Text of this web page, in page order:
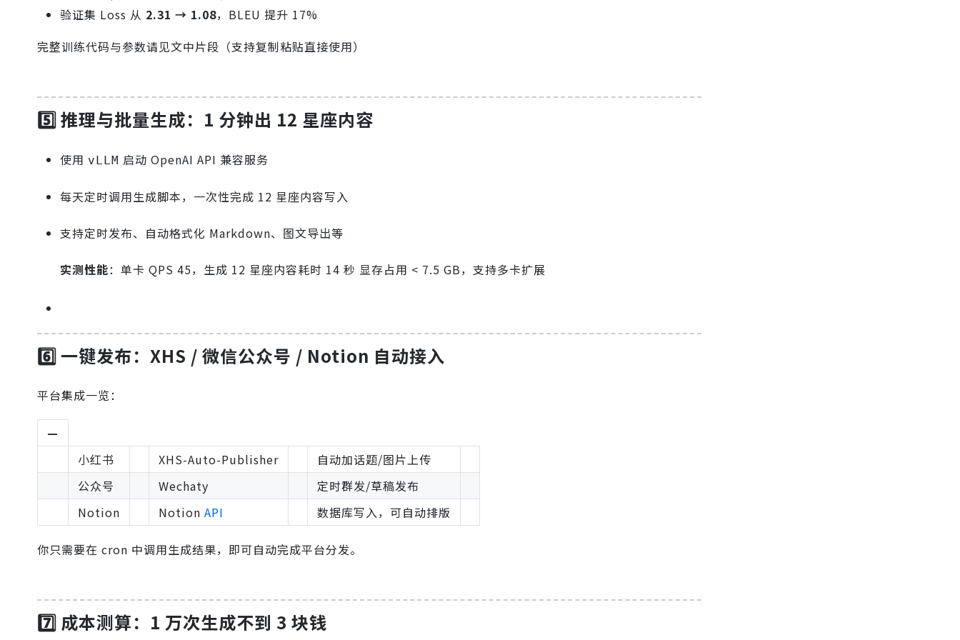
验证集 Loss 从 2.31 → 1.08，BLEU 提升 17%
完整训练代码与参数请见文中片段（支持复制粘贴直接使用）
5️⃣ 推理与批量生成：1 分钟出 12 星座内容
使用 vLLM 启动 OpenAI API 兼容服务
每天定时调用生成脚本，一次性完成 12 星座内容写入
支持定时发布、自动格式化 Markdown、图文导出等
实测性能：单卡 QPS 45，生成 12 星座内容耗时 14 秒 显存占用 < 7.5 GB，支持多卡扩展
6️⃣ 一键发布：XHS / 微信公众号 / Notion 自动接入
平台集成一览：
—
小红书
XHS-Auto-Publisher
自动加话题/图片上传
公众号
Wechaty
定时群发/草稿发布
Notion
Notion API 数据库写入，可自动排版
你只需要在 cron 中调用生成结果，即可自动完成平台分发。
7️⃣ 成本测算：1 万次生成不到 3 块钱